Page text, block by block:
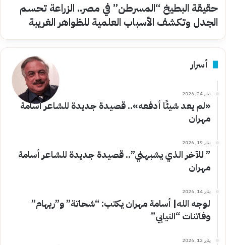
حقيقة البطيخ “المسرطن” في مصر.. الزراعة تحسم
الجدل وتكشف الأسباب العلمية للظواهر الغريبة
أسرار
يناير 24, 2026
«لم يعد شيئًا أدفعه».. قصيدة جديدة للشاعر أسامة
مهران
يناير 19, 2026
” للآخر الذي يشبهني”.. قصيدة جديدة للشاعر أسامة
مهران
يناير 14, 2026
لوجه الله| أسامة مهران يكتب: “شحاتة” و”ريهام”
وفاتنات “النيابي”
يناير 12, 2026